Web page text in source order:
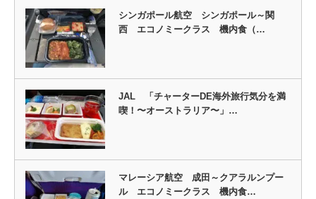
シンガポール航空 シンガポール～関
西 エコノミークラス 機内食（…
JAL 「チャーターDE海外旅行気分を満
喫！〜オーストラリア〜」…
マレーシア航空 成田～クアラルンプー
ル エコノミークラス 機内食…